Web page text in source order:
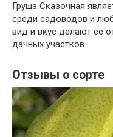
Груша Сказочная
среди садоводов и
вид и вкус делают ее
дачных участков.
Отзывы о сорте